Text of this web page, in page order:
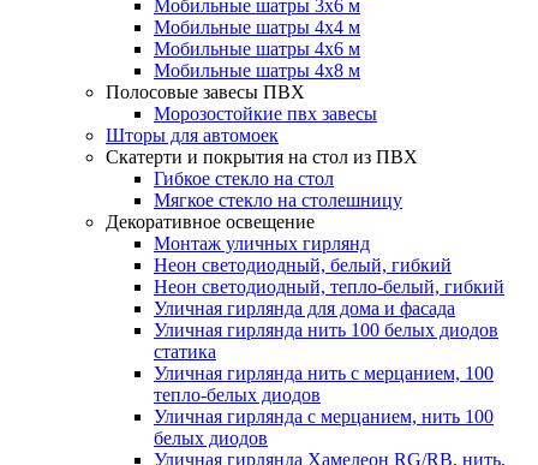
Мобильные шатры 3х6 м
Мобильные шатры 4х4 м
Мобильные шатры 4х6 м
Мобильные шатры 4х8 м
Полосовые завесы ПВХ
Морозостойкие пвх завесы
Шторы для автомоек
Скатерти и покрытия на стол из ПВХ
Гибкое стекло на стол
Мягкое стекло на столешницу
Декоративное освещение
Монтаж уличных гирлянд
Неон светодиодный, белый, гибкий
Неон светодиодный, тепло-белый, гибкий
Уличная гирлянда для дома и фасада
Уличная гирлянда нить 100 белых диодов
статика
Уличная гирлянда нить с мерцанием, 100
тепло-белых диодов
Уличная гирлянда с мерцанием, нить 100
белых диодов
Уличная гирлянда Хамелеон RG/RB, нить,